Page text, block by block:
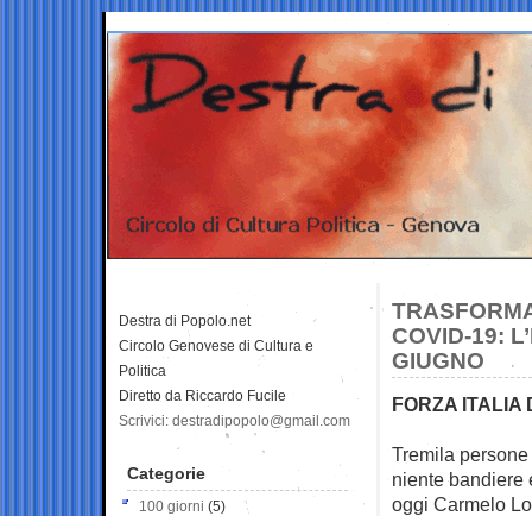
COVID-19:
GIUGNO
FORZA ITALIA
Tremila
niente bandiere
oggi Carmelo
Destra di Popolo.net
Circolo Genovese di Cultura e
Politica
Diretto da Riccardo Fucile
Scrivici: destradipopolo@gmail.com
Categorie
100 giorni (5)